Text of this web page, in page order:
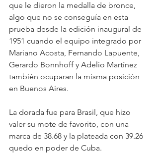
que le dieron la medalla de bronce,
algo que no se conseguía en esta
prueba desde la edición inaugural de
1951 cuando el equipo integrado por
Mariano Acosta, Fernando Lapuente,
Gerardo Bonnhoff y Adelio Martínez
también ocuparan la misma posición
en Buenos Aires.
La dorada fue para Brasil, que hizo
valer su mote de favorito, con una
marca de 38.68 y la plateada con 39.26
quedo en poder de Cuba.